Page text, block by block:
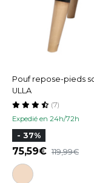
Pouf repose-pieds
ULLA
Expedié en 24h/72h
(7)
- 37%
75,59 119,99